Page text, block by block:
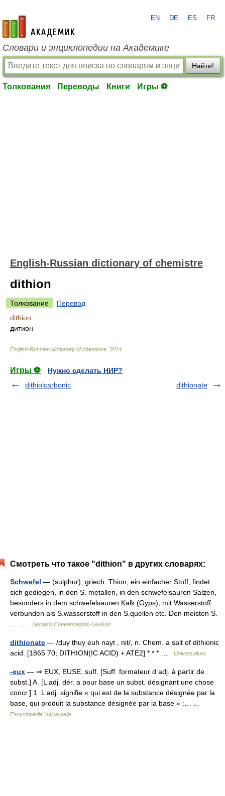
academic.ru
EN DE ES FR
Словари и энциклопедии на Академике
Найти!
Толкования Переводы Книги Игры ⚽
English-Russian dictionary of chemistre
dithion
Толкование
Перевод
dithion
дитион
English-Russian dictionary of chemistre 2014
Игры ⚽
Нужно сделать НИР?
dithiolcarbonic
dithionate
Смотреть что такое "dithion" в других словарях:
Schwefel — (sulphur), griech. Thion, ein einfacher Stoff, findet
sich gediegen, in den S. metallen, in den schwefelsauren Salzen,
besonders in dem schwefelsauren Kalk (Gyps), mit Wasserstoff
verbunden als S.wasserstoff in den S.quellen etc. Den meisten S.
Herders Conversations-Lexikon
dithionate — /duy thuy euh nayt , nit/, n. Chem. a salt of dithionic
acid. [1865 70; DITHION(IC ACID) + ATE2] * * * …
Universalium
-eux — ⇒ EUX, EUSE, suff. [Suff. formateur d adj. à partir de
subst.] A. [L adj. dér. a pour base un subst. désignant une chose
concr.] 1. L adj. signifie « qui est de la substance désignée par la
base, qui produit la substance désignée par la base » :… …
Encyclopédie Universelle